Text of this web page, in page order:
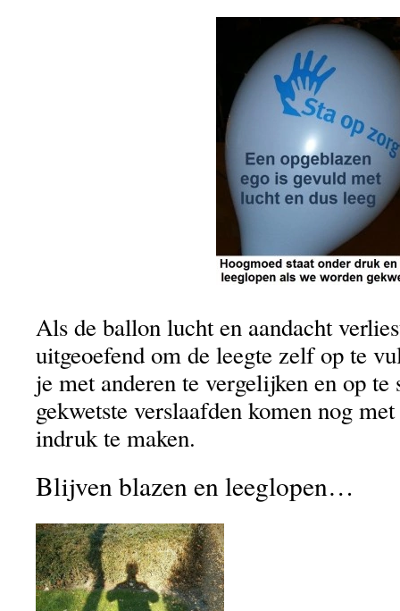
Als de ballon lucht en aandacht
uitgeoefend om de leegte zelf op te
je met anderen te vergelijken en op te
gekwetste verslaafden komen nog
indruk te maken.
Blijven blazen en leeglopen…